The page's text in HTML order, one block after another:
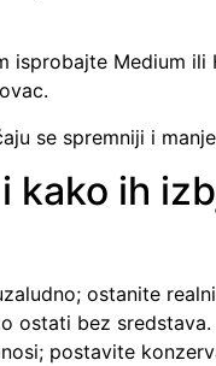
Medium
se spremniji i
kako ih
ostanite
ostati bez sredstava.
postavite